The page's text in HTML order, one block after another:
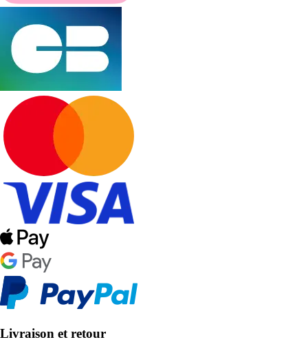
Livraison et retour